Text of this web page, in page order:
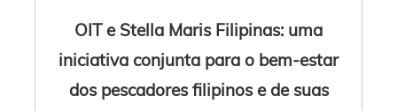
OIT e Stella Maris Filipinas: uma
iniciativa conjunta para o bem-estar
dos pescadores filipinos e de suas